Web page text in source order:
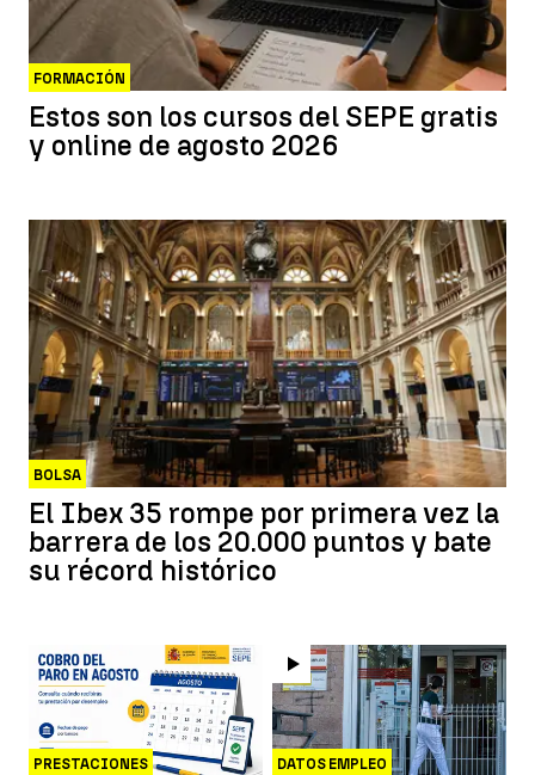
FORMACIÓN
Estos son los cursos del SEPE gratis
y online de agosto 2026
BOLSA
El Ibex 35 rompe por primera vez la
barrera de los 20.000 puntos y bate
su récord histórico
PRESTACIONES DATOS EMPLEO